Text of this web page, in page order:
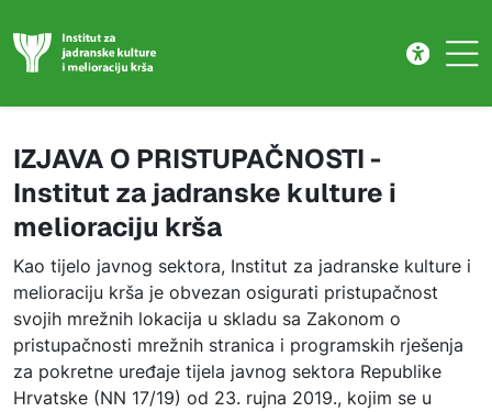
IZJAVA O PRISTUPAČNOSTI -
Institut za jadranske kulture i
melioraciju krša
Kao tijelo javnog sektora, Institut za jadranske kulture i
melioraciju krša je obvezan osigurati pristupačnost
svojih mrežnih lokacija u skladu sa Zakonom o
pristupačnosti mrežnih stranica i programskih rješenja
za pokretne uređaje tijela javnog sektora Republike
Hrvatske (NN 17/19) od 23. rujna 2019., kojim se u